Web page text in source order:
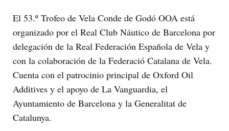
El 53.º Trofeo de Vela Conde de Godó OOA está
organizado por el Real Club Náutico de Barcelona por
delegación de la Real Federación Española de Vela y
con la colaboración de la Federació Catalana de Vela.
Cuenta con el patrocinio principal de Oxford Oil
Additives y el apoyo de La Vanguardia, el
Ayuntamiento de Barcelona y la Generalitat de
Catalunya.